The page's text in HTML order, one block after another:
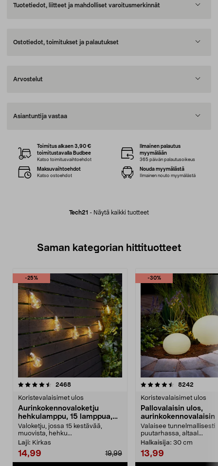
Tuotetiedot, liitteet ja mahdolliset varoitusmerkinnät
Ostotiedot, toimitukset ja palautukset
Arvostelut
Asiantuntija vastaa
Tech21 - Näytä kaikki tuotteet
Toimitus alkaen 3,90 €
toimitustavalla Budbee
Katso toimitusvaihtoehdot
Ilmainen palautus
myymälään
365 päivän palautusoikeus
Maksuvaihtoehdot
Katso ostoehdot
Nouda myymälästä
Ilmainen nouto myymälästä
Saman kategorian hittituotteet
-25%
2468arvostelut
Koristevalaisimet ulos
Aurinkokennovaloketju
hehkulamppu, 15 lamppua,
7,2 m
Valoketju, jossa 15 kestävää,
muovista, hehku...
Laji: Kirkas
14,99 19,99
-30%
4.5 viidestä
8242
Koristevalaisimet ulos
Pallovalaisin ulos,
aurinkokennovalaisin
Valaisee tunnelmallisesti
puutarhassa, altaal...
Halkaisija: 30 cm
13,99
4.5 viidestä